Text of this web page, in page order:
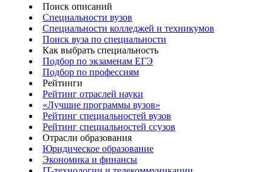
Поиск описаний
Специальности вузов
Специальности колледжей и техникумов
Поиск вуза по специальности
Как выбрать специальность
Подбор по экзаменам ЕГЭ
Подбор по профессиям
Рейтинги
Рейтинг отраслей науки
«Лучшие программы вузов»
Рейтинг специальностей вузов
Рейтинг специальностей ссузов
Отрасли образования
Юридическое образование
Экономика и финансы